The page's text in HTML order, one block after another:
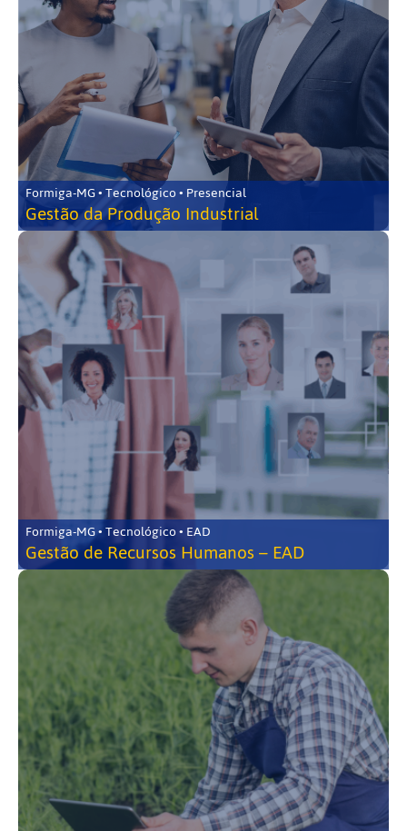
Formiga-MG • Tecnológico • Presencial
Gestão da Produção Industrial
Formiga-MG • Tecnológico • EAD
Gestão de Recursos Humanos – EAD